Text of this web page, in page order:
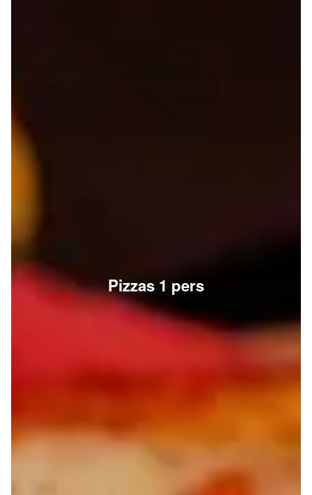
Pizzas 1 pers